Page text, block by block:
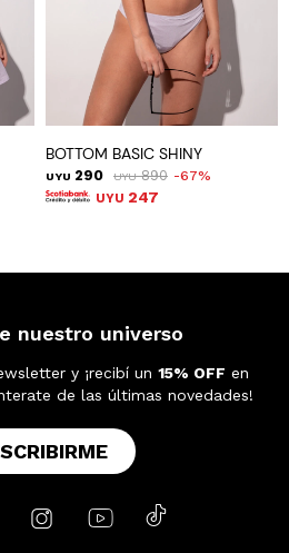
BOTTOM BASIC SHINY
UYU 290 UYU 890 67
UYU 247
nuestro universo
y ¡recibí un 15% OFF en
de las últimas novedades!
  